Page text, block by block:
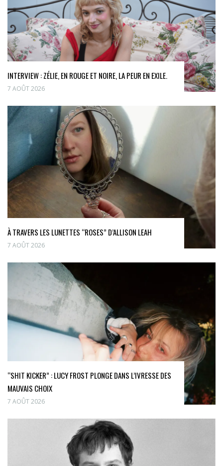
INTERVIEW : ZÉLIE, EN ROUGE ET NOIRE, LA PEUR EN EXILE.
7 AOÛT 2026
À TRAVERS LES LUNETTES “ROSES” D’ALLISON LEAH
7 AOÛT 2026
“SHIT KICKER” : LUCY FROST PLONGE DANS L’IVRESSE DES
MAUVAIS CHOIX
7 AOÛT 2026